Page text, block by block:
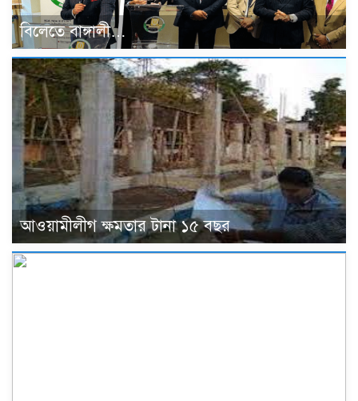
বিলেতে বাঙ্গালী…
আওয়ামীলীগ ক্ষমতার টানা ১৫ বছর